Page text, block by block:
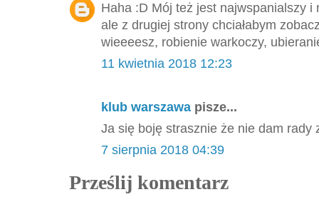
Haha :D Mój też jest najwspanialszy i
ale z drugiej strony chciałabym
wieeeesz, robienie warkoczy,
11 kwietnia 2018 12:23
klub warszawa pisze...
Ja się boję strasznie że nie dam rady
7 sierpnia 2018 04:39
Prześlij komentarz